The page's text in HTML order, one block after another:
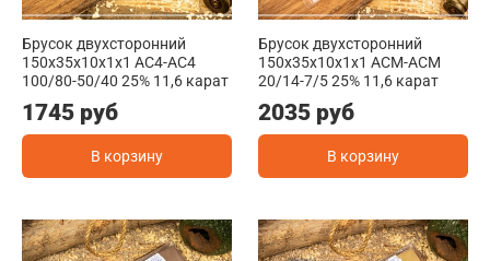
Брусок двухсторонний
150x35x10x1x1 АС4-АС4
100/80-50/40 25% 11,6 карат
1745 руб
В корзину
Брусок двухсторонний
150x35x10x1x1 АСМ-АСМ
20/14-7/5 25% 11,6 карат
2035 руб
В корзину